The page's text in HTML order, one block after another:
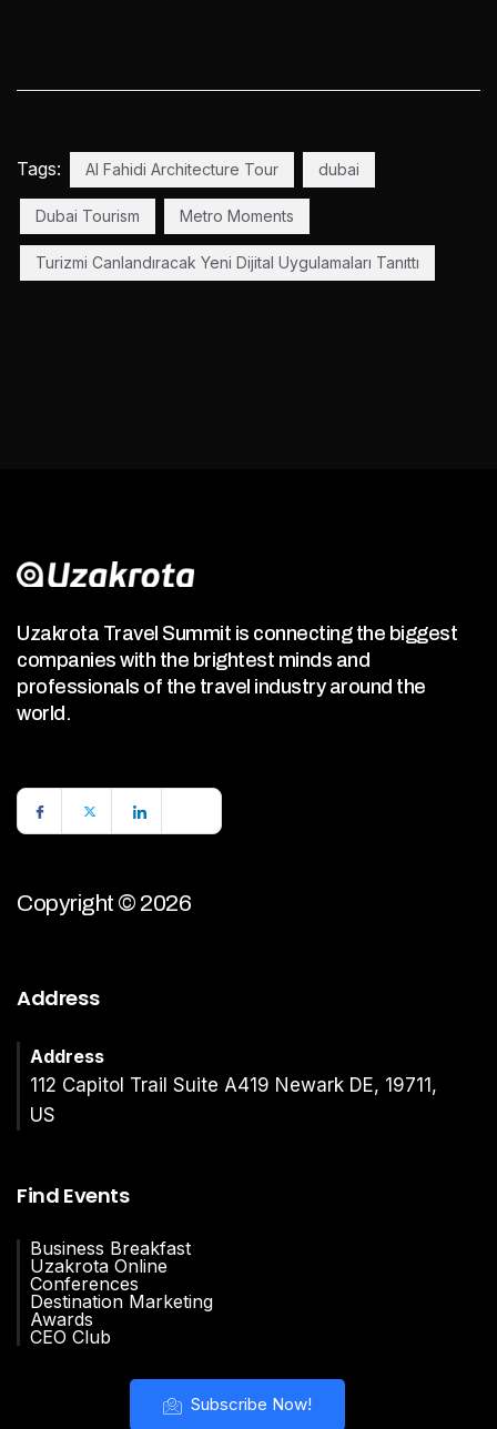
Tags: Al Fahidi Architecture Tour dubai
Dubai Tourism Metro Moments
Turizmi Canlandıracak Yeni Dijital Uygulamaları Tanıttı
Uzakrota Travel Summit is connecting the biggest
companies with the brightest minds and
professionals of the travel industry around the
world.
Copyright © 2026
Address
Address
112 Capitol Trail Suite A419 Newark DE, 19711,
US
Find Events
Business Breakfast
Uzakrota Online
Conferences
Destination Marketing
Awards
CEO Club
Subscribe Now!